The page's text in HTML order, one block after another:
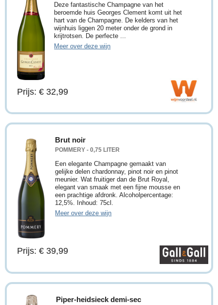
Deze fantastische Champagne van het
beroemde huis Georges Clement komt uit het
hart van de Champagne. De kelders van het
wijnhuis liggen 20 meter onder de grond in
krijtrotsen. De perfecte ...
Meer over deze wijn
Prijs: € 32,99
Brut noir
POMMERY - 0,75 LITER
Een elegante Champagne gemaakt van
gelijke delen chardonnay, pinot noir en pinot
meunier. Wat fruitiger dan de Brut Royal,
elegant van smaak met een fijne mousse en
een prachtige afdronk. Alcoholpercentage:
12,5%. Inhoud: 75cl.
Meer over deze wijn
Prijs: € 39,99
Piper-heidsieck demi-sec